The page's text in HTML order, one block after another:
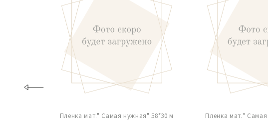
Пленка мат." Самая нужная" 58*30 м Пленка мат."